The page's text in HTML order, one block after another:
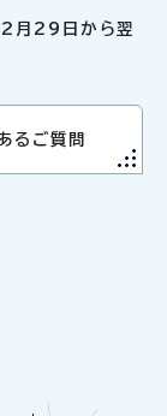
月29日から翌
るご質問